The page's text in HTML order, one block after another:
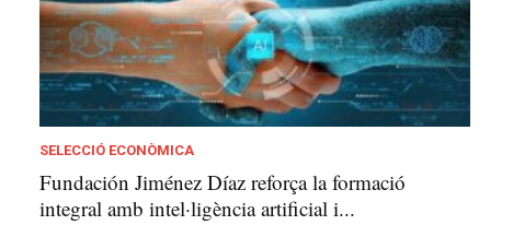
SELECCIÓ ECONÒMICA
Fundación Jiménez Díaz reforça la formació
integral amb intel·ligència artificial i...